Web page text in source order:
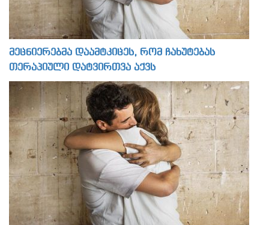
მეცნიერებმა დაამტკიცეს, რომ ჩახუტებას
თერაპიული დატვირთვა აქვს